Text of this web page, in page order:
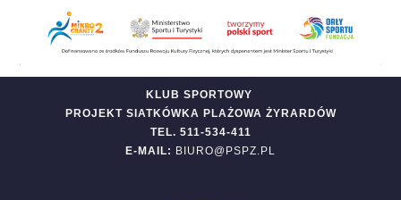
KLUB SPORTOWY
PROJEKT SIATKÓWKA PLAŻOWA ŻYRARDÓW
TEL. 511-534-411
E-MAIL: BIURO@PSPZ.PL